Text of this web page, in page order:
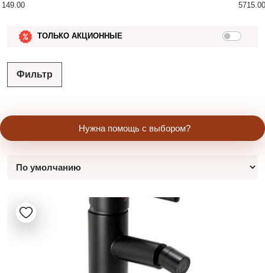
149.00 5715.00
ТОЛЬКО АКЦИОННЫЕ
Фильтр
Нужна помощь с выбором?